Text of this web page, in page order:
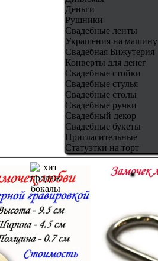
Деньги
Рушники
Свадебные ленты
Украшения на машину
Свадебная Бижутерия
Конверты для денег
Свадебные стойки
Свадебные стулья
Свадебные столы
Свадебные ручки
Свадебный декор
Свадебные букеты
Пригласительные
Статуэтки на торт